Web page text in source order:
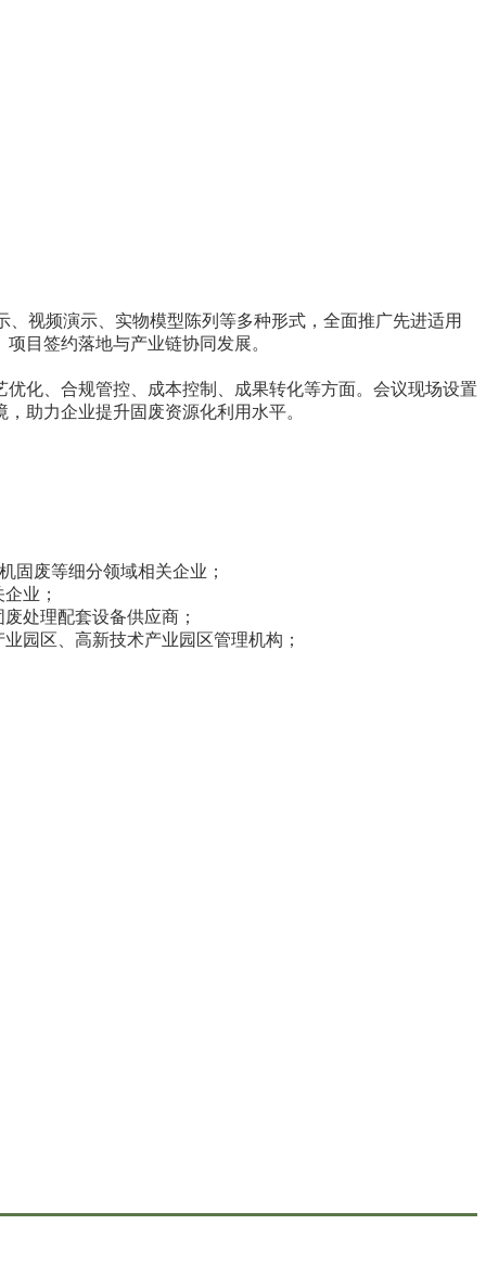
视频演示、实物模型陈列等多种形式，全面推广先进适用
目签约落地与产业链协同发展。
化、合规管控、成本控制、成果转化等方面。会议现场设置
助力企业提升固废资源化利用水平。
固废等细分领域相关企业；
业；
处理配套设备供应商；
园区、高新技术产业园区管理机构；